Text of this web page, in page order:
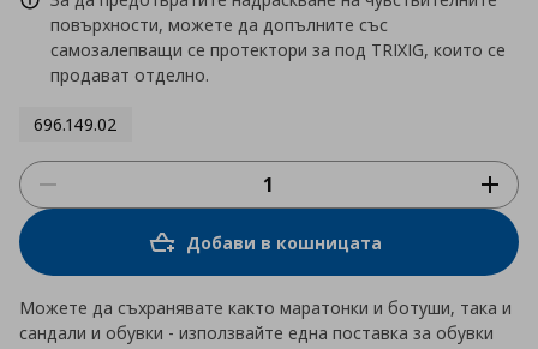
повърхности, можете да допълните със
самозалепващи се протектори за под TRIXIG, които се
продават отделно.
696.149.02
Добави в кошницата
Можете да съхранявате както маратонки и ботуши, така и
сандали и обувки - използвайте една поставка за обувки